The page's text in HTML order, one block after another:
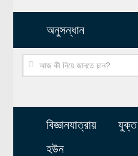
অনুসন্ধান
বিজ্ঞানযাত্রায় যুক্ত
হউন